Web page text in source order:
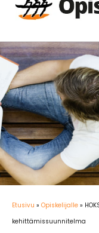
Etusivu » Opiskelijalle »
kehittämissuunnitelma